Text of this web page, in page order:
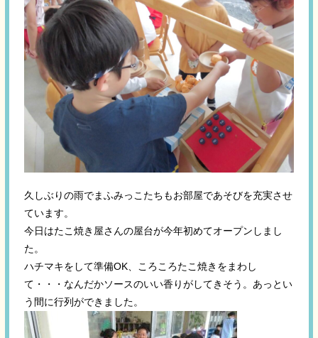
久しぶりの雨でまふみっこたちもお部屋であそびを充実させ
ています。
今日はたこ焼き屋さんの屋台が今年初めてオープンしまし
た。
ハチマキをして準備OK、ころころたこ焼きをまわし
て・・・なんだかソースのいい香りがしてきそう。あっとい
う間に行列ができました。